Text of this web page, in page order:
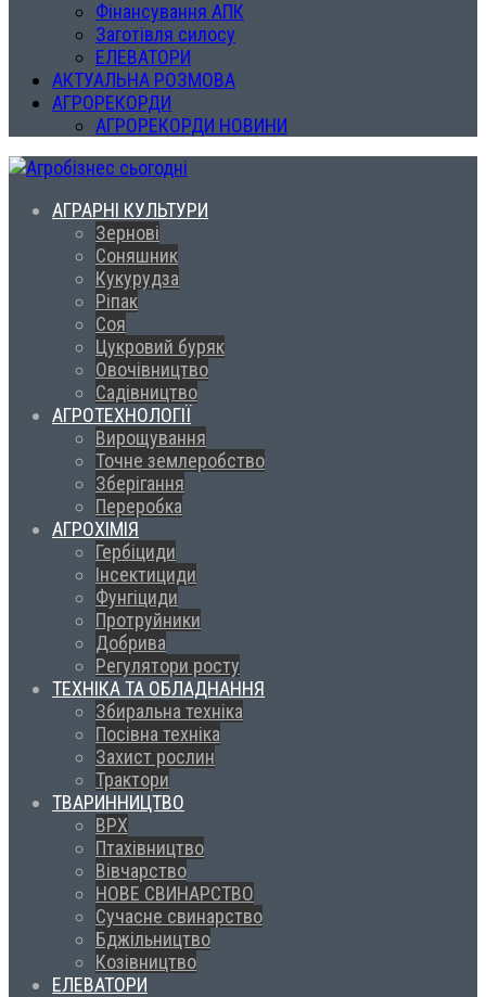
Фінансування АПК
Заготівля силосу
ЕЛЕВАТОРИ
АКТУАЛЬНА РОЗМОВА
АГРОРЕКОРДИ
АГРОРЕКОРДИ НОВИНИ
АГРАРНІ КУЛЬТУРИ
Зернові
Соняшник
Кукурудза
Ріпак
Соя
Цукровий буряк
Овочівництво
Садівництво
АГРОТЕХНОЛОГІЇ
Вирощування
Точне землеробство
Зберігання
Переробка
АГРОХІМІЯ
Гербіциди
Інсектициди
Фунгіциди
Протруйники
Добрива
Регулятори росту
ТЕХНІКА ТА ОБЛАДНАННЯ
Збиральна техніка
Посівна техніка
Захист рослин
Трактори
ТВАРИННИЦТВО
ВРХ
Птахівництво
Вівчарство
НОВЕ СВИНАРСТВО
Сучасне свинарство
Бджільництво
Козівництво
ЕЛЕВАТОРИ